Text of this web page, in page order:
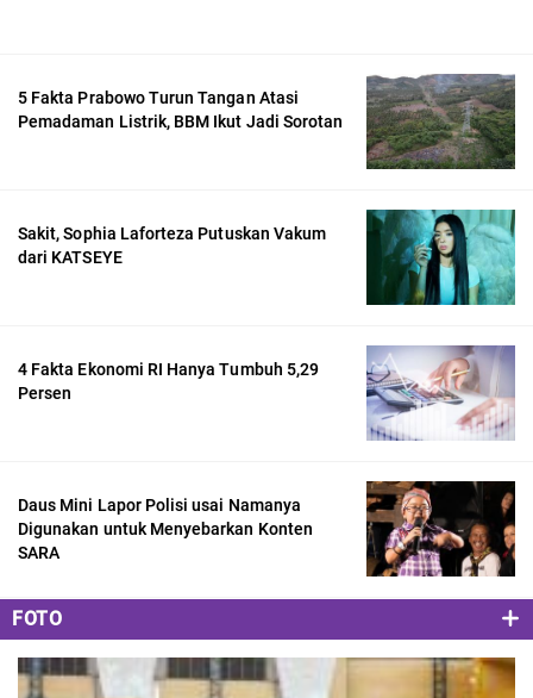
5 Fakta Prabowo Turun Tangan Atasi
Pemadaman Listrik, BBM Ikut Jadi Sorotan
Sakit, Sophia Laforteza Putuskan Vakum
dari KATSEYE
4 Fakta Ekonomi RI Hanya Tumbuh 5,29
Persen
Daus Mini Lapor Polisi usai Namanya
Digunakan untuk Menyebarkan Konten
SARA
FOTO